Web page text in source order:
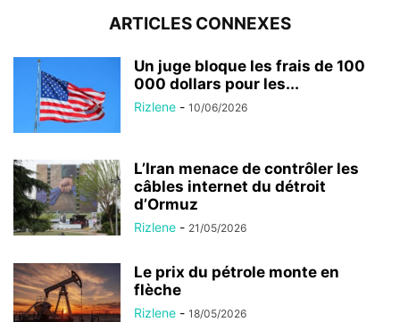
ARTICLES CONNEXES
Un juge bloque les frais de 100
000 dollars pour les...
Rizlene - 10/06/2026
L’Iran menace de contrôler les
câbles internet du détroit
d’Ormuz
Rizlene - 21/05/2026
Le prix du pétrole monte en
flèche
Rizlene - 18/05/2026